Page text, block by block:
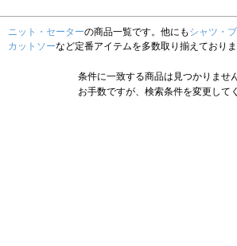
ニット・セーターの商品一覧です。他にも シャツ・
カットソーなど定番アイテムを多数取り揃えておりま
条件に一致する商品は見つかりませ
お手数ですが、検索条件を変更して